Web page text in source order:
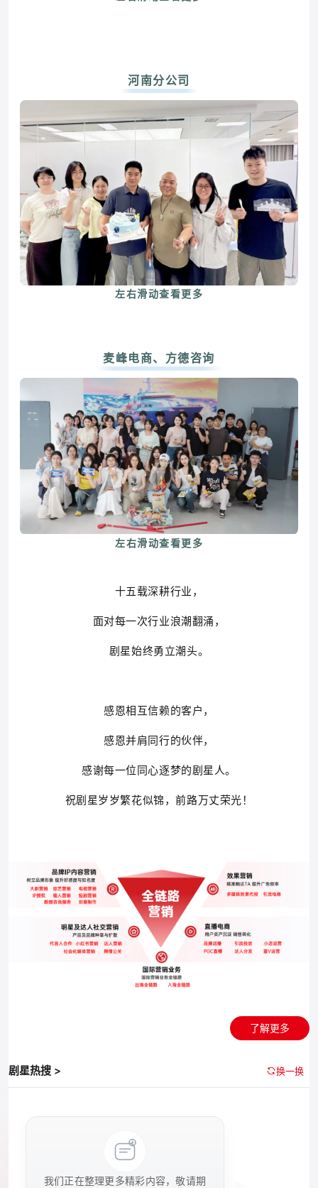
河南分公司
左右滑动查看更多
麦峰电商、方德咨询
左右滑动查看更多
十五载深耕行业，
面对每一次行业浪潮翻涌，
剧星始终勇立潮头。
感恩相互信赖的客户，
感恩并肩同行的伙伴，
感谢每一位同心逐梦的剧星人。
祝剧星岁岁繁花似锦，前路万丈荣光！
了解更多
剧星热搜 > 换一换
我们正在整理更多精彩内容，敬请期